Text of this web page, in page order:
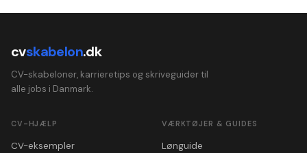
cvskabelon.dk
CV-skabeloner, karrieretips og skriveguider til
alle jobs i Danmark.
CV-HJÆLP
CV-eksempler
VÆRKTØJER & GUIDES
Lønguide